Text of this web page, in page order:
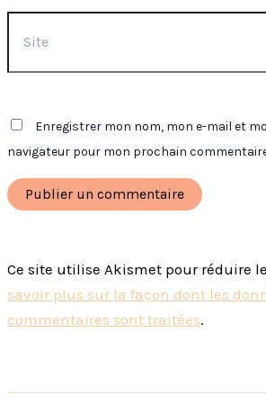
Enregistrer mon nom, mon e-mail et
navigateur pour mon prochain
Ce site utilise Akismet pour réduire
savoir plus sur la façon dont les
commentaires sont traitées.